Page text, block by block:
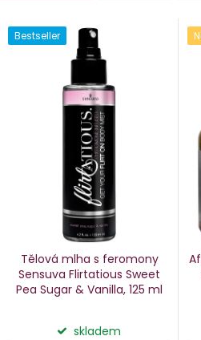
VBestseller
Tělová mlha s feromony
Sensuva Flirtatious Sweet
Pea Sugar & Vanilla, 125 ml
skladem